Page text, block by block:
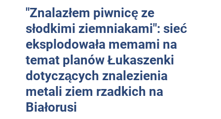
"Znalazłem piwnicę ze
słodkimi ziemniakami": sieć
eksplodowała memami na
temat planów Łukaszenki
dotyczących znalezienia
metali ziem rzadkich na
Białorusi